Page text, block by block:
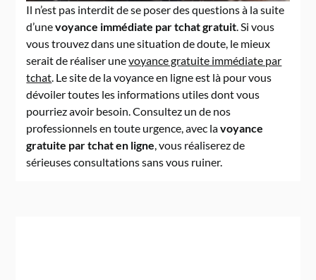
Il n’est pas interdit de se poser des questions à la suite
d’unevoyance immédiate par tchat gratuit. Si vous
vous trouvez dans une situation de doute, le mieux
serait de réaliser unevoyance gratuite immédiate par
tchat. Le site de la voyance en ligne est là pour vous
dévoiler toutes les informations utiles dont vous
pourriez avoir besoin. Consultez un de nos
professionnels en toute urgence, avec lavoyance
gratuite par tchat en ligne, vous réaliserez de
sérieuses consultations sans vous ruiner.